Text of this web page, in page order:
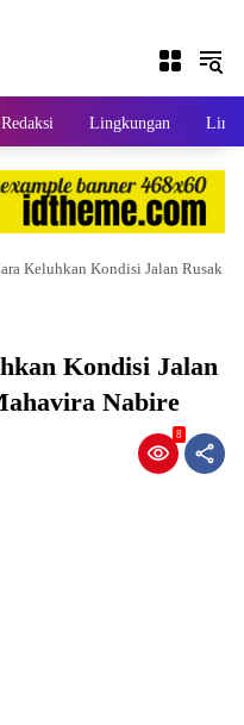
Lingkungan
Keluhkan Kondisi Jalan Rusak
Kondisi Jalan
Nabire
8